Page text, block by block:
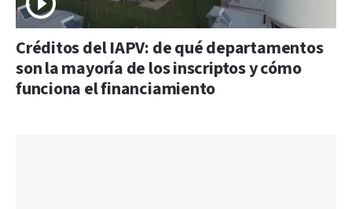
Créditos del IAPV: de qué departamentos
son la mayoría de los inscriptos y cómo
funciona el financiamiento